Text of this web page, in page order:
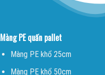
Màng PE quấn pallet
Màng PE khổ 25cm
Màng PE khổ 50cm